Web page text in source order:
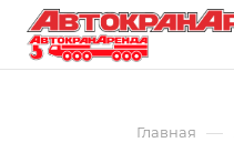
Главная —